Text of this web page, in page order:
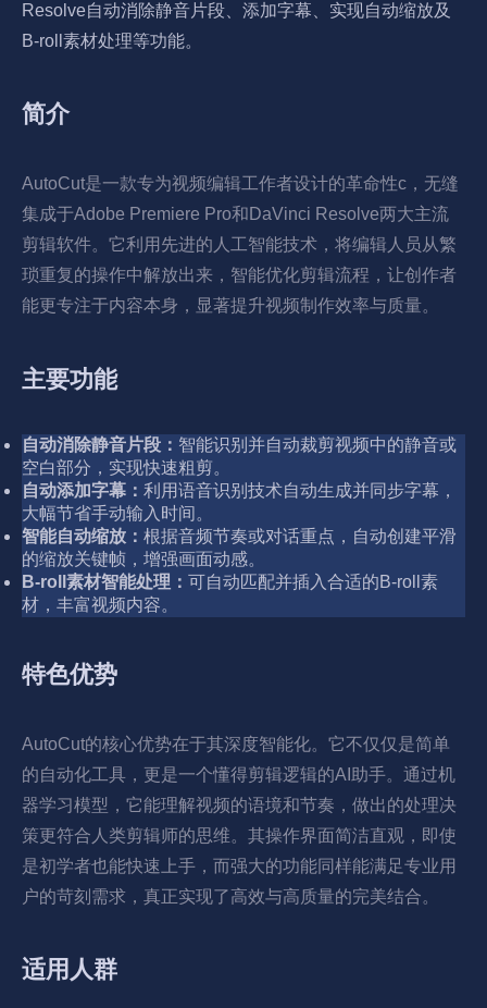
Resolve自动消除静音片段、添加字幕、实现自动缩放及
B-roll素材处理等功能。
简介
AutoCut是一款专为视频编辑工作者设计的革命性c，无缝
集成于Adobe Premiere Pro和DaVinci Resolve两大主流
剪辑软件。它利用先进的人工智能技术，将编辑人员从繁
琐重复的操作中解放出来，智能优化剪辑流程，让创作者
能更专注于内容本身，显著提升视频制作效率与质量。
主要功能
自动消除静音片段： 智能识别并自动裁剪视频中的静音或
空白部分，实现快速粗剪。
自动添加字幕： 利用语音识别技术自动生成并同步字幕，
大幅节省手动输入时间。
智能自动缩放： 根据音频节奏或对话重点，自动创建平滑
的缩放关键帧，增强画面动感。
B-roll素材智能处理： 可自动匹配并插入合适的B-roll素
材，丰富视频内容。
特色优势
AutoCut的核心优势在于其深度智能化。它不仅仅是简单
的自动化工具，更是一个懂得剪辑逻辑的AI助手。通过机
器学习模型，它能理解视频的语境和节奏，做出的处理决
策更符合人类剪辑师的思维。其操作界面简洁直观，即使
是初学者也能快速上手，而强大的功能同样能满足专业用
户的苛刻需求，真正实现了高效与高质量的完美结合。
适用人群